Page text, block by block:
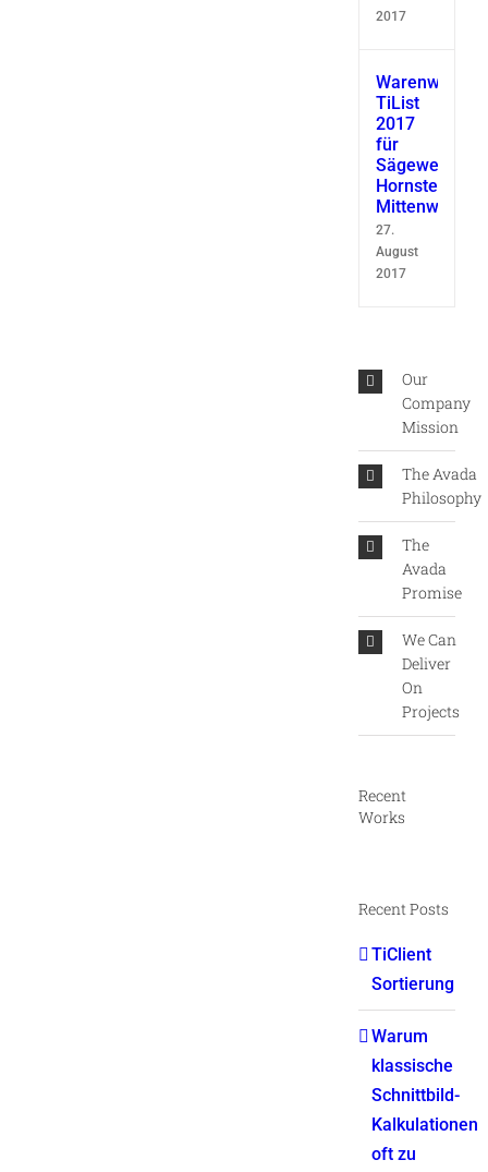
2017
TiList
2017
für
Sägewerk
Hornsteiner
Mittenwald
27.
August
2017
Our
Company
Mission
The Avada
Philosophy
The
Avada
Promise
We Can
Deliver
On
Projects
Recent
Works
Recent Posts
TiClient
Sortierung
Warum
klassische
Schnittbild-
Kalkulationen
oft zu